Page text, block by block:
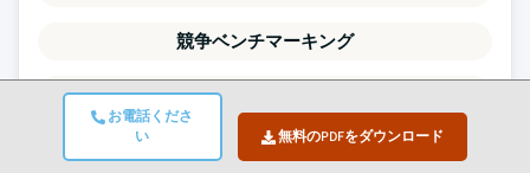
お電話くださ
い
無料のPDFをダウンロード
競争ベンチマーキング
需給ギャップ分析
価格トレンド